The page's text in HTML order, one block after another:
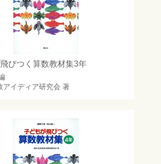
びつく算数教材集3年
アイディア研究会 著